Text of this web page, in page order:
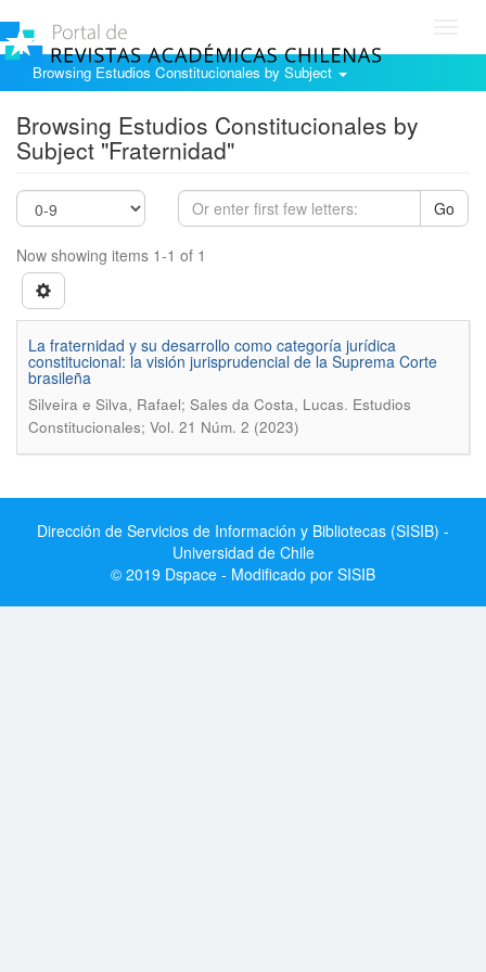
Browsing Estudios Constitucionales by Subject
Browsing Estudios Constitucionales by
Subject "Fraternidad"
Go
Now showing items 1-1 of 1
La fraternidad y su desarrollo como categoría jurídica
constitucional: la visión jurisprudencial de la Suprema Corte
brasileña
Silveira e Silva, Rafael; Sales da Costa, Lucas. Estudios
Constitucionales; Vol. 21 Núm. 2 (2023)
Dirección de Servicios de Información y Bibliotecas (SISIB) -
Universidad de Chile
© 2019 Dspace - Modificado por SISIB